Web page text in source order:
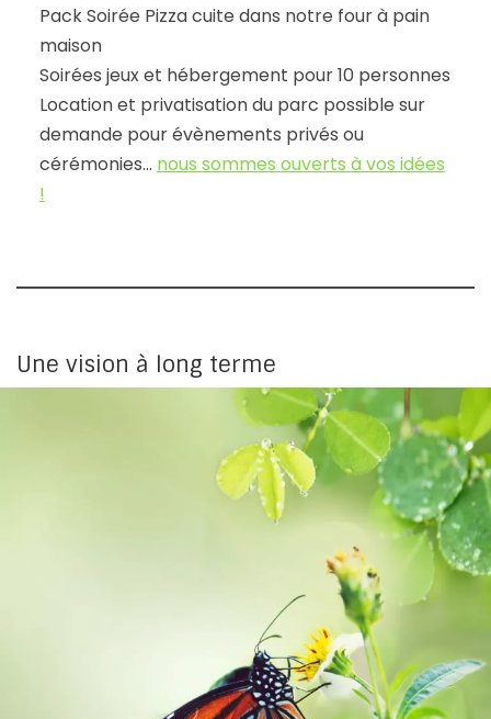
Pack Soirée Pizza cuite dans notre four à pain
maison
Soirées jeux et hébergement pour 10 personnes
Location et privatisation du parc possible sur
demande pour évènements privés ou
cérémonies… nous sommes ouverts à vos idées
!
Une vision à long terme